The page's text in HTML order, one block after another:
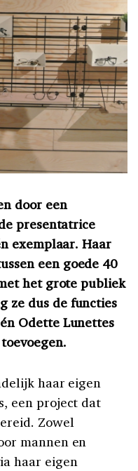
door een
presentatrice
exemplaar. Haar
een goede 40
het grote publiek
ze dus de functies
Odette Lunettes
haar eigen
een project dat
Zowel
mannen en
haar eigen